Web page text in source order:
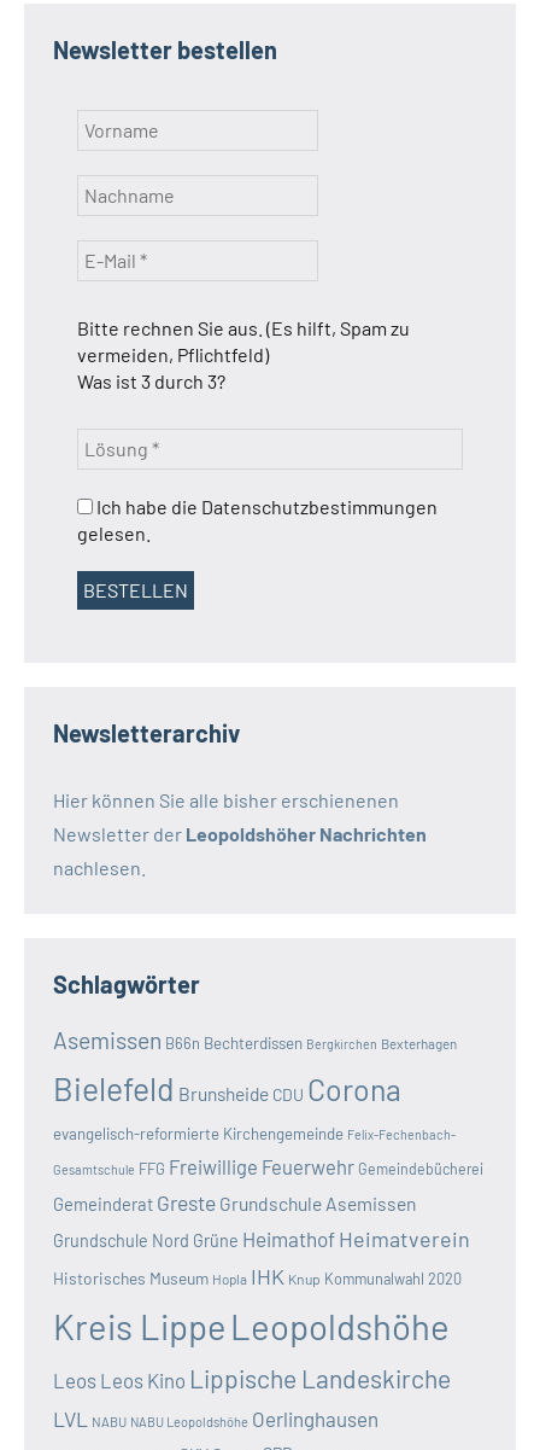
Newsletter bestellen
Bitte rechnen Sie aus. (Es hilft, Spam zu
vermeiden, Pflichtfeld)
Was ist 3 durch 3?
Ich habe die Datenschutzbestimmungen
gelesen.
Newsletterarchiv
Hier können Sie alle bisher erschienenen
Newsletter der Leopoldshöher Nachrichten
nachlesen.
Schlagwörter
Asemissen B66n Bechterdissen Bergkirchen Bexterhagen
Bielefeld Brunsheide CDU Corona
evangelisch-reformierte Kirchengemeinde Felix-Fechenbach-
Gesamtschule FFG Freiwillige Feuerwehr Gemeindebücherei
Gemeinderat Greste Grundschule Asemissen
Grundschule Nord Grüne Heimathof Heimatverein
Historisches Museum Hopla IHK Knup Kommunalwahl 2020
Kreis Lippe Leopoldshöhe
Leos Leos Kino Lippische Landeskirche
LVL NABU NABU Leopoldshöhe Oerlinghausen